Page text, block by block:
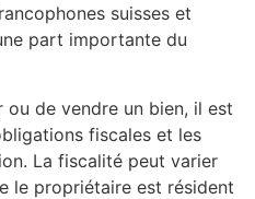
suisses et
part importante du
ou de vendre un bien, il est
fiscales et les
La fiscalité peut varier
le propriétaire est résident